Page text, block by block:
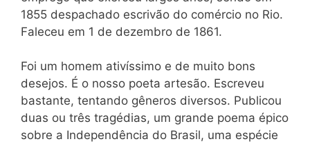
1855 despachado escrivão do comércio no Rio.
Faleceu em 1 de dezembro de 1861.
Foi um homem ativíssimo e de muito bons
desejos. É o nosso poeta artesão. Escreveu
bastante, tentando gêneros diversos. Publicou
duas ou três tragédias, um grande poema épico
sobre a Independência do Brasil, uma espécie